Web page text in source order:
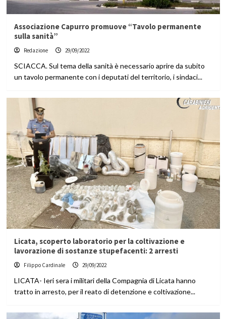
Associazione Capurro promuove “Tavolo permanente
sulla sanità”
Redazione 29/09/2022
SCIACCA. Sul tema della sanità è necessario aprire da subito
un tavolo permanente con i deputati del territorio, i sindaci...
Licata, scoperto laboratorio per la coltivazione e
lavorazione di sostanze stupefacenti: 2 arresti
Filippo Cardinale 29/09/2022
LICATA- Ieri sera i militari della Compagnia di Licata hanno
tratto in arresto, per il reato di detenzione e coltivazione...